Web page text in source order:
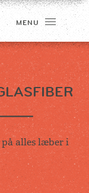
MENU
alles læber i